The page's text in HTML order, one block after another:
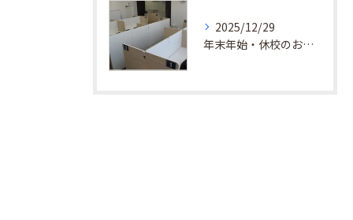
2025/12/29
年末年始・休校のお知らせ